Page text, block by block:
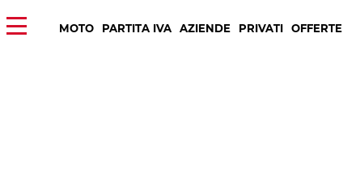
MOTO PARTITA IVA AZIENDE PRIVATI OFFERTE